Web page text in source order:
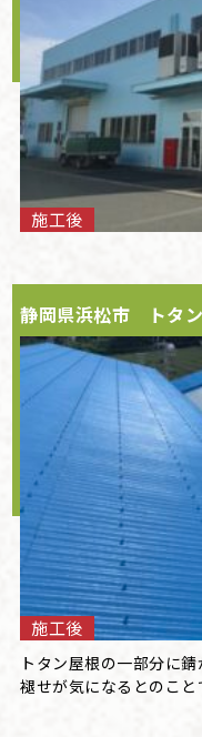
施工後
静岡県浜松市 トタ
施工後
トタン屋根の一部分に
褪せが気になるとのこ